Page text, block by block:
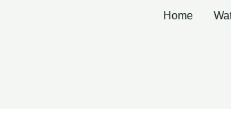
Home